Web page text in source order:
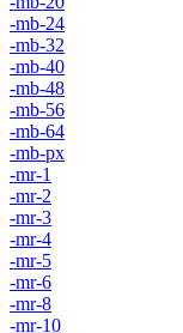
-mb-24
-mb-32
-mb-40
-mb-48
-mb-56
-mb-64
-mb-px
-mr-1
-mr-2
-mr-3
-mr-4
-mr-5
-mr-6
-mr-8
-mr-10